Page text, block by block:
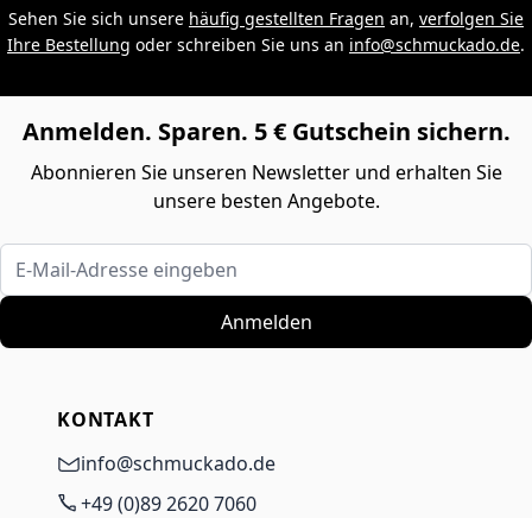
Sehen Sie sich unsere häufig gestellten Fragen an, verfolgen Sie
Ihre Bestellung oder schreiben Sie uns an info@schmuckado.de.
Anmelden. Sparen. 5 € Gutschein sichern.
Abonnieren Sie unseren Newsletter und erhalten Sie
unsere besten Angebote.
E-Mail-Adresse eingeben
Anmelden
KONTAKT
info@schmuckado.de
+49 (0)89 2620 7060